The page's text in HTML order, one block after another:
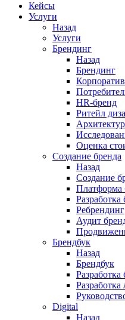
Кейсы
Услуги
Назад
Услуги
Брендинг
Назад
Брендинг
НR-бренд
Ритейл
Оценка
Создание бренда
Назад
Создание
Платформа
Разработка
Ребрендинг
Аудит
Брендбук
Назад
Брендбук
Разработка
Разработка
Digital
Назад